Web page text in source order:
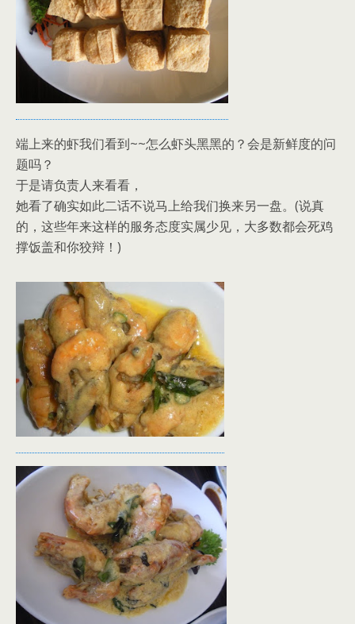
端上来的虾我们看到~~怎么虾头黑黑的？会是新鲜度的问
题吗？
于是请负责人来看看，
她看了确实如此二话不说马上给我们换来另一盘。(说真
的，这些年来这样的服务态度实属少见，大多数都会死鸡
撑饭盖和你狡辩！)